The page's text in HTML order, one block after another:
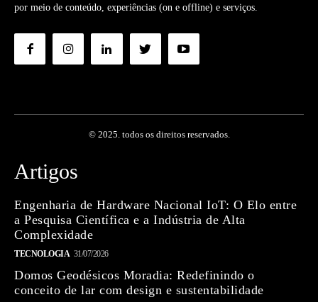
por meio de conteúdo, experiências (on e offline) e serviços.
© 2025. todos os direitos reservados.
Artigos
Engenharia de Hardware Nacional IoT: O Elo entre
a Pesquisa Científica e a Indústria de Alta
Complexidade
TECNOLOGIA 31/07/2026
Domos Geodésicos Moradia: Redefinindo o
conceito de lar com design e sustentabilidade